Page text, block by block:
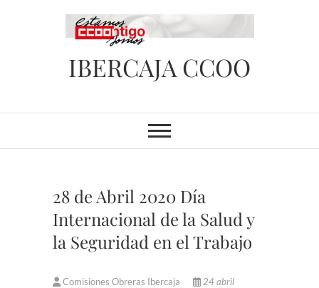
IBERCAJA CCOO
28 de Abril 2020 Día
Internacional de la Salud y
la Seguridad en el Trabajo
Comisiones Obreras Ibercaja
24 abril